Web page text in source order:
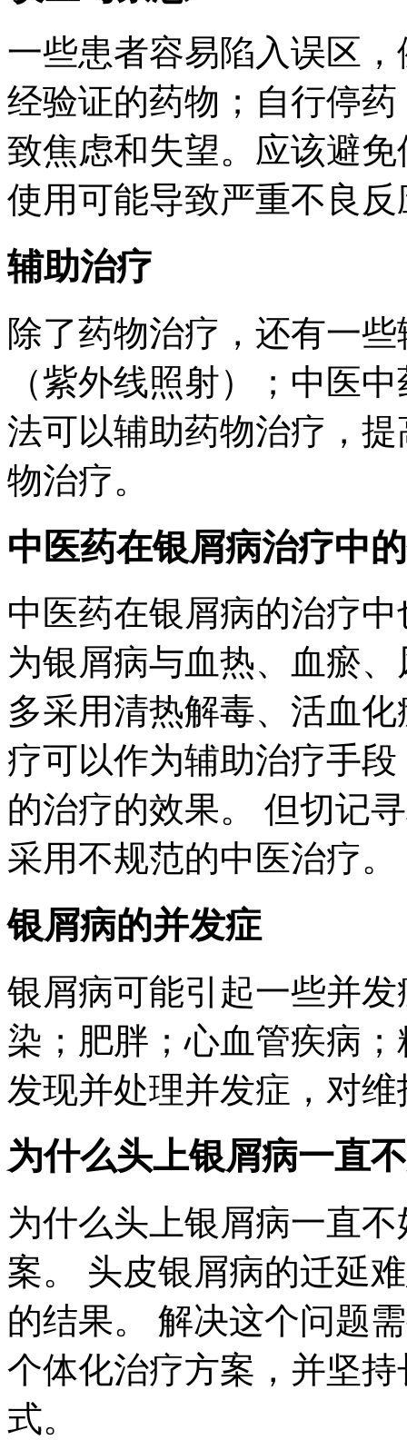
一些患者容易陷入误区
经验证的药物；自行停
致焦虑和失望。应该避
使用可能导致严重不良
辅助治疗
除了药物治疗，还有一
（紫外线照射）；中医
法可以辅助药物治疗，
物治疗。
中医药在银屑病治疗中
中医药在银屑病的治疗
为银屑病与血热、血瘀
多采用清热解毒、活血
疗可以作为辅助治疗手
的治疗的效果。 但切记
采用不规范的中医治疗。
银屑病的并发症
银屑病可能引起一些并
染；肥胖；心血管疾病
发现并处理并发症，对
为什么头上银屑病一直
为什么头上银屑病一直
案。 头皮银屑病的迁延
的结果。 解决这个问题
个体化治疗方案，并坚
式。